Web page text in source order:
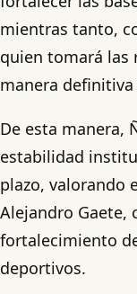
mientras tanto,
quien tomará las
manera
De esta manera,
estabilidad
plazo, valorando
Alejandro Gaete,
fortalecimiento
deportivos.